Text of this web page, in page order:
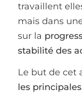
travaillent
mais dans
sur la
stabilité des
Le but de cet
les